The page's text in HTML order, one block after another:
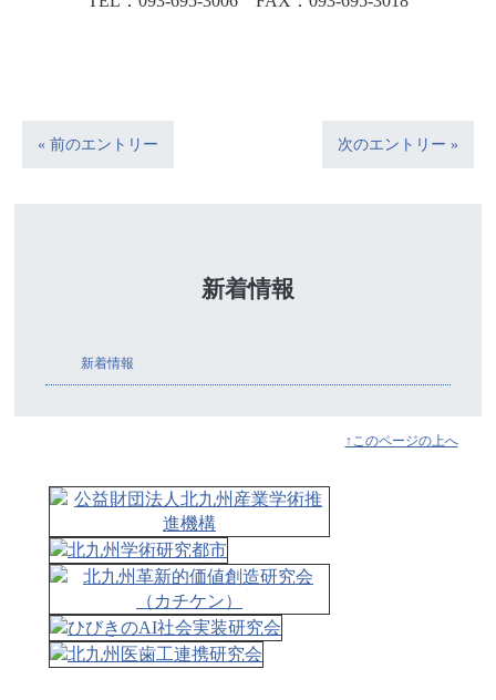
« 前のエントリー 次のエントリー »
新着情報
新着情報
↑このページの上へ